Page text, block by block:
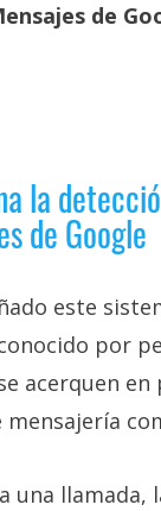
de
la
de Google
este
por
acerquen
mensajería
una llamada,